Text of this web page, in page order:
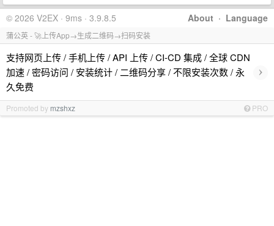
About · Language
© 2026 V2EX · 9ms · 3.9.8.5
蒲公英 - 🚀上传App→生成二维码→扫码安装
支持网页上传 / 手机上传 / API 上传 / CI-CD 集成 / 全球 CDN
加速 / 密码访问 / 安装统计 / 二维码分享 / 不限安装次数 / 永
久免费
›
Promoted by mzshxz PRO